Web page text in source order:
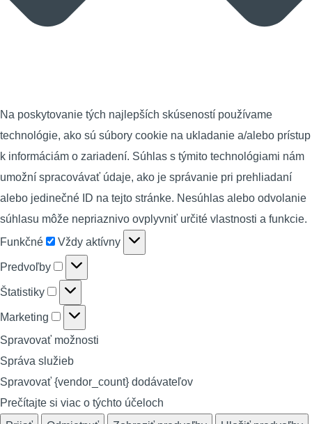
Na poskytovanie tých najlepších skúseností používame
technológie, ako sú súbory cookie na ukladanie a/alebo prístup
k informáciám o zariadení. Súhlas s týmito technológiami nám
umožní spracovávať údaje, ako je správanie pri prehliadaní
alebo jedinečné ID na tejto stránke. Nesúhlas alebo odvolanie
súhlasu môže nepriaznivo ovplyvniť určité vlastnosti a funkcie.
Funkčné
Funkčné
Vždy aktívny
Predvoľby Predvoľby
Štatistiky Štatistiky
Marketing Marketing
Spravovať možnosti
Správa služieb
Spravovať {vendor_count} dodávateľov
Prečítajte si viac o týchto účeloch